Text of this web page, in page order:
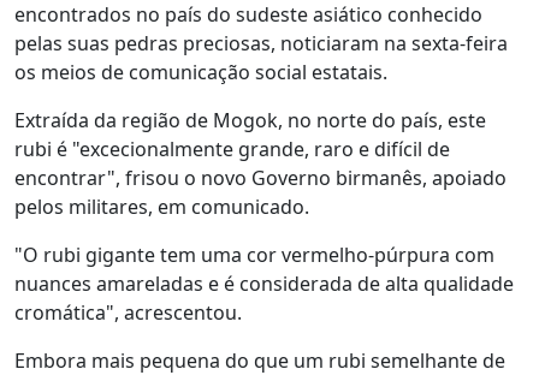
encontrados no país do sudeste asiático conhecido
pelas suas pedras preciosas, noticiaram na sexta-feira
os meios de comunicação social estatais.
Extraída da região de Mogok, no norte do país, este
rubi é "excecionalmente grande, raro e difícil de
encontrar", frisou o novo Governo birmanês, apoiado
pelos militares, em comunicado.
"O rubi gigante tem uma cor vermelho-púrpura com
nuances amareladas e é considerada de alta qualidade
cromática", acrescentou.
Embora mais pequena do que um rubi semelhante de